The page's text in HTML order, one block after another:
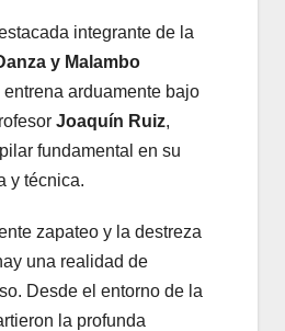
integrante de la
y Malambo
entrena arduamente bajo
Joaquín Ruiz,
fundamental en su
y técnica.
zapateo y la destreza
una realidad de
Desde el entorno de la
la profunda